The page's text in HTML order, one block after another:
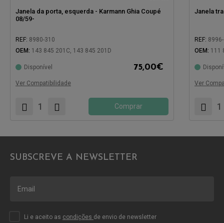
Janela da porta, esquerda - Karmann Ghia Coupé
08/59-
REF: 8980-310
OEM: 143 845 201C, 143 845 201D
Disponível 75,00€
Ver Compatibilidade
Comprar
Janela
REF:
OEM: 111
Ver
SUBSCREVE A NEWSLETTER
Li e aceito as condições de envio de newsletter